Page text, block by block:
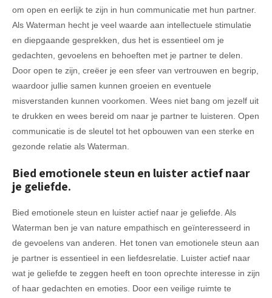
om open en eerlijk te zijn in hun communicatie met hun partner.
Als Waterman hecht je veel waarde aan intellectuele stimulatie
en diepgaande gesprekken, dus het is essentieel om je
gedachten, gevoelens en behoeften met je partner te delen.
Door open te zijn, creëer je een sfeer van vertrouwen en begrip,
waardoor jullie samen kunnen groeien en eventuele
misverstanden kunnen voorkomen. Wees niet bang om jezelf uit
te drukken en wees bereid om naar je partner te luisteren. Open
communicatie is de sleutel tot het opbouwen van een sterke en
gezonde relatie als Waterman.
Bied emotionele steun en luister actief naar
je geliefde.
Bied emotionele steun en luister actief naar je geliefde. Als
Waterman ben je van nature empathisch en geïnteresseerd in
de gevoelens van anderen. Het tonen van emotionele steun aan
je partner is essentieel in een liefdesrelatie. Luister actief naar
wat je geliefde te zeggen heeft en toon oprechte interesse in zijn
of haar gedachten en emoties. Door een veilige ruimte te